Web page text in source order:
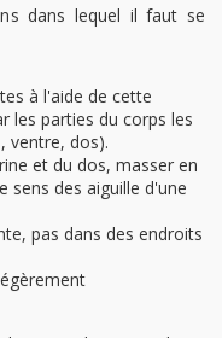
dans lequel il faut se
à l'aide de cette
les parties du corps les
ventre, dos).
et du dos, masser en
sens des aiguille d'une
pas dans des endroits